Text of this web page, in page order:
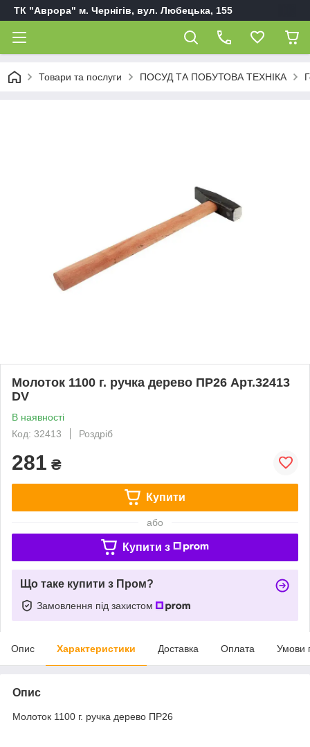
ТК "Аврора" м. Чернігів, вул. Любецька, 155
Товари та послуги ПОСУД ТА ПОБУТОВА ТЕХНІКА
Молоток 1100 г. ручка дерево ПР26 Арт.32413
DV
В наявності
Код: 32413
Роздріб
281 ₴
Купити
або
Купити з
Що таке купити з Пром?
Замовлення під захистом
Опис Характеристики Доставка Оплата Умови
Опис
Молоток 1100 г. ручка дерево ПР26